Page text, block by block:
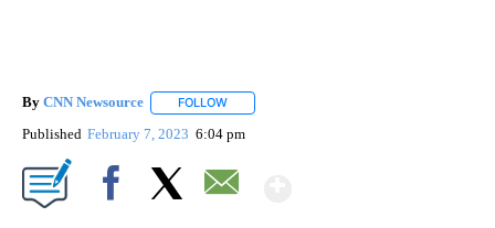
By CNN Newsource FOLLOW
Published February 7, 2023 6:04 pm